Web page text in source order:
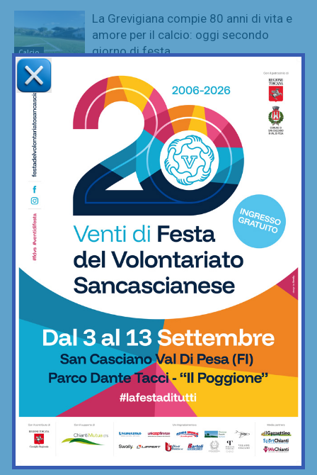
Calcio
La Grevigiana compie 80 anni di vita e
amore per il calcio: oggi secondo
giorno di festa
Calcio
Un altro arrivo (anzi, un ritorno) per la
difesa della Grevigiana: Giorgio
Calzolai
Calcio
Nuovo responsabile tecnico per il Real
Chianti: ecco Giulio Riparbelli
Nuoto
Super Virtus Buonconvento: ai Giochi
del Mediterraneo con tre atleti (e una è
di Greve)
Calcio
La Grevigiana festeggia 80 anni di
storia: serata imperdibile al “Franchi”
venerdì 17 luglio